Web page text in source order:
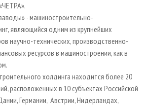
- машиностроительно-
являющийся одним из крупнейших
научно-технических, производственно-
ресурсов в машиностроении, как в
холдинга находится более 20
расположенных в 10 субъектах Российской
Германии, Австрии, Нидерландах,